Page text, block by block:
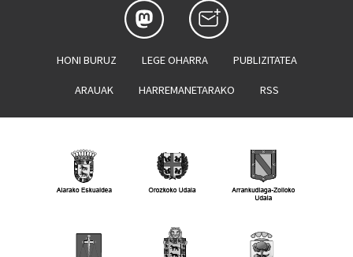
HONI BURUZ LEGE OHARRA PUBLIZITATEA
ARAUAK HARREMANETARAKO RSS